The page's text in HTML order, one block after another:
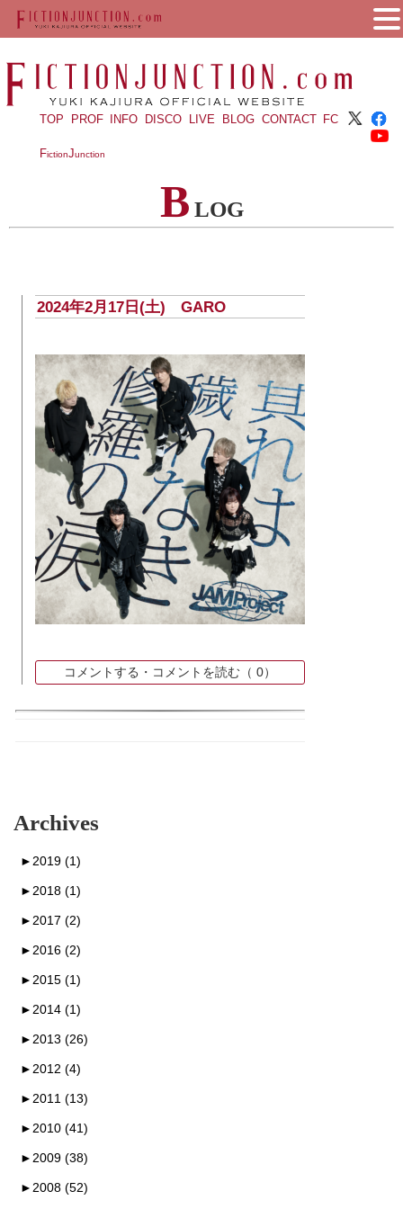
TOP PROF INFO DISCO LIVE BLOG CONTACT FC
FictionJunction
B LOG
2024年2月17日(土) GARO
コメントする・コメントを読む（ 0）
Archives
► 2019 (1)
► 2018 (1)
► 2017 (2)
► 2016 (2)
► 2015 (1)
► 2014 (1)
► 2013 (26)
► 2012 (4)
► 2011 (13)
► 2010 (41)
► 2009 (38)
► 2008 (52)